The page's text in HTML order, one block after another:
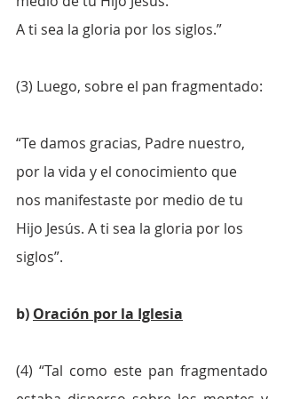
A ti sea la gloria por los siglos.”
(3) Luego, sobre el pan fragmentado:
“Te damos gracias, Padre nuestro,
por la vida y el conocimiento que
nos manifestaste por medio de tu
Hijo Jesús. A ti sea la gloria por los
siglos”.
b) Oración por la Iglesia
(4) “Tal como este pan fragmentado